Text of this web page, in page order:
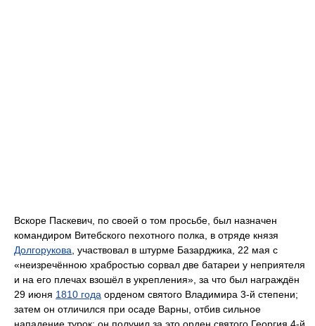
Вскоре Паскевич, по своей о том просьбе, был назначен
командиром Витебского пехотного полка, в отряде князя
Долгорукова , участвовал в штурме Базарджика, 22 мая с
«неизречённою храбростью сорвал две батареи у неприятеля
и на его плечах взошёл в укрепления», за что был награждён
29 июня 1810 года орденом святого Владимира 3-й степени;
затем он отличился при осаде Варны, отбив сильное